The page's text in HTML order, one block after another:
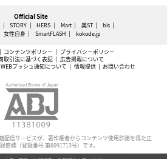
Official Site
STORY HERS Mart 美ST
bis
女性自身 SmartFLASH kokode.jp
コンテンツポリシー
プライバシーポリシー
取引法に基づく表記
広告掲載について
WEBプッシュ通知について 情報提供 お問い合わせ
配信サービスが、著作権者からコンテンツ使用許諾を得た正
標（登録番号 第6091713号）です。